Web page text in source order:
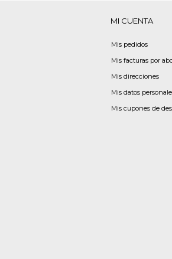
MI CUENTA
Mis pedidos
Mis facturas por
Mis direcciones
Mis datos
Mis cupones de